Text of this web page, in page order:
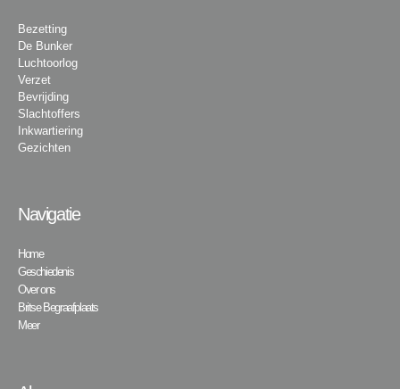
Bezetting
De Bunker
Luchtoorlog
Verzet
Bevrijding
Slachtoffers
Inkwartiering
Gezichten
Navigatie
Home
Geschiedenis
Over ons
Britse Begraafplaats
Meer